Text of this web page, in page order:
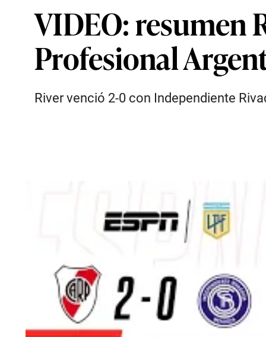
VIDEO: resumen
Profesional
River venció 2-0 con Independiente